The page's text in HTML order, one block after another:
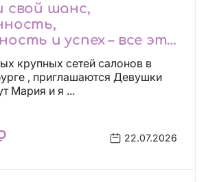
свой шанс,
и успех – все это
завтра, поспеши!
крупных сетей салонов в
, приглашаются Девушки
Мария и я ...
22.07.2026